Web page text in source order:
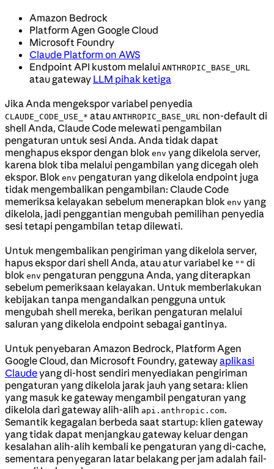
Amazon Bedrock
Platform Agen Google Cloud
Microsoft Foundry
Claude Platform on AWS
Endpoint API kustom melalui ANTHROPIC_BASE_URL
atau gateway LLM pihak ketiga
Jika Anda mengekspor variabel penyedia
CLAUDE_CODE_USE_* atau ANTHROPIC_BASE_URL non-default di
shell Anda, Claude Code melewati pengambilan
pengaturan untuk sesi Anda. Anda tidak dapat
menghapus ekspor dengan blok env yang dikelola server,
karena blok tiba melalui pengambilan yang dicegah oleh
ekspor. Blok env pengaturan yang dikelola endpoint juga
tidak mengembalikan pengambilan: Claude Code
memeriksa kelayakan sebelum menerapkan blok env yang
dikelola, jadi penggantian mengubah pemilihan penyedia
sesi tetapi pengambilan tetap dilewati.
Untuk mengembalikan pengiriman yang dikelola server,
hapus ekspor dari shell Anda, atau atur variabel ke "" di
blok env pengaturan pengguna Anda, yang diterapkan
sebelum pemeriksaan kelayakan. Untuk memberlakukan
kebijakan tanpa mengandalkan pengguna untuk
mengubah shell mereka, berikan pengaturan melalui
saluran yang dikelola endpoint sebagai gantinya.
Untuk penyebaran Amazon Bedrock, Platform Agen
Google Cloud, dan Microsoft Foundry, gatewayaplikasi
Claudeyang di-host sendiri menyediakan pengiriman
pengaturan yang dikelola jarak jauh yang setara: klien
yang masuk ke gateway mengambil pengaturan yang
dikelola dari gateway alih-alih api.anthropic.com.
Semantik kegagalan berbeda saat startup: klien gateway
yang tidak dapat menjangkau gateway keluar dengan
kesalahan alih-alih kembali ke pengaturan yang di-cache,
sementara penyegaran latar belakang per jam adalah fail-